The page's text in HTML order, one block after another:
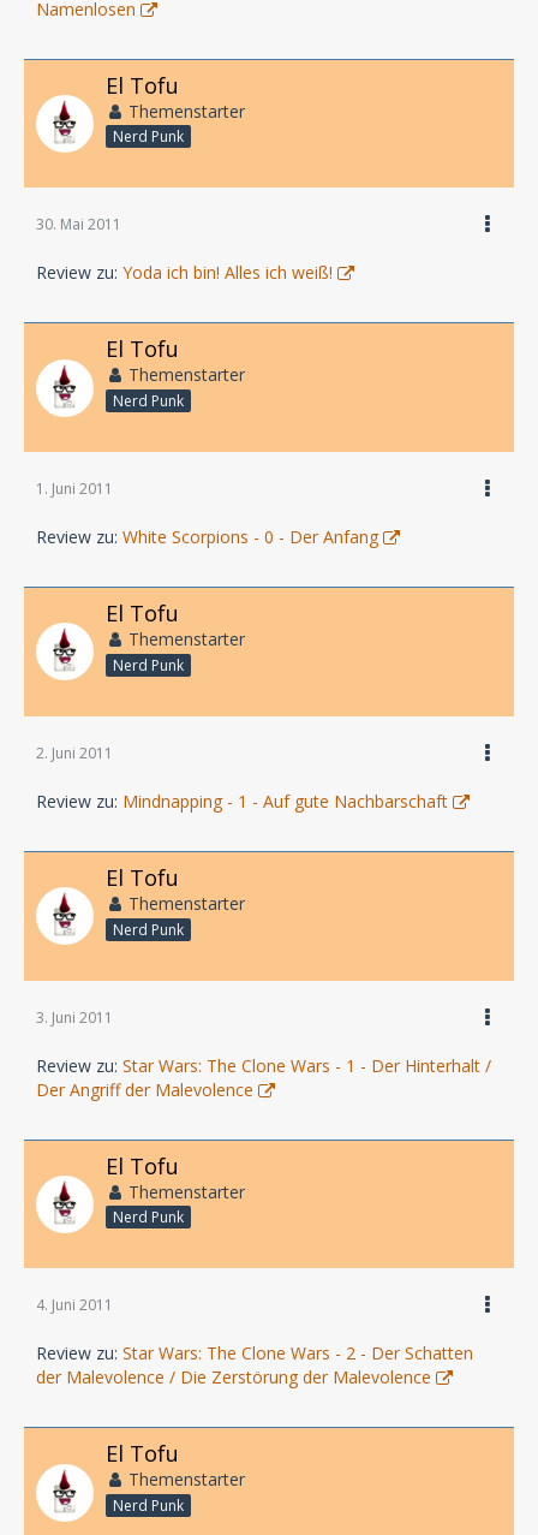
Namenlosen
El Tofu
Themenstarter
Nerd Punk
30. Mai 2011
Review zu: Yoda ich bin! Alles ich weiß!
El Tofu
Themenstarter
Nerd Punk
1. Juni 2011
Review zu: White Scorpions - 0 - Der Anfang
El Tofu
Themenstarter
Nerd Punk
2. Juni 2011
Review zu: Mindnapping - 1 - Auf gute Nachbarschaft
El Tofu
Themenstarter
Nerd Punk
3. Juni 2011
Review zu: Star Wars: The Clone Wars - 1 - Der Hinterhalt /
Der Angriff der Malevolence
El Tofu
Themenstarter
Nerd Punk
4. Juni 2011
Review zu: Star Wars: The Clone Wars - 2 - Der Schatten
der Malevolence / Die Zerstörung der Malevolence
El Tofu
Themenstarter
Nerd Punk